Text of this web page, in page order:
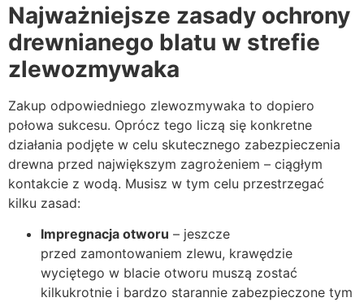
Najważniejsze zasady ochrony
drewnianego blatu w strefie
zlewozmywaka
Zakup odpowiedniego zlewozmywaka to dopiero
połowa sukcesu. Oprócz tego liczą się konkretne
działania podjęte w celu skutecznego zabezpieczenia
drewna przed największym zagrożeniem – ciągłym
kontakcie z wodą. Musisz w tym celu przestrzegać
kilku zasad:
Impregnacja otworu – jeszcze
przed zamontowaniem zlewu, krawędzie
wyciętego w blacie otworu muszą zostać
kilkukrotnie i bardzo starannie zabezpieczone tym